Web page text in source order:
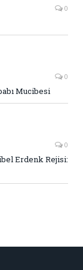
0
0
Mucibesi
0
Erdenk Rejisi: